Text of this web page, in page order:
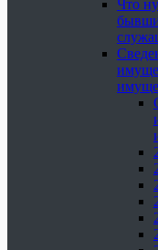
Что